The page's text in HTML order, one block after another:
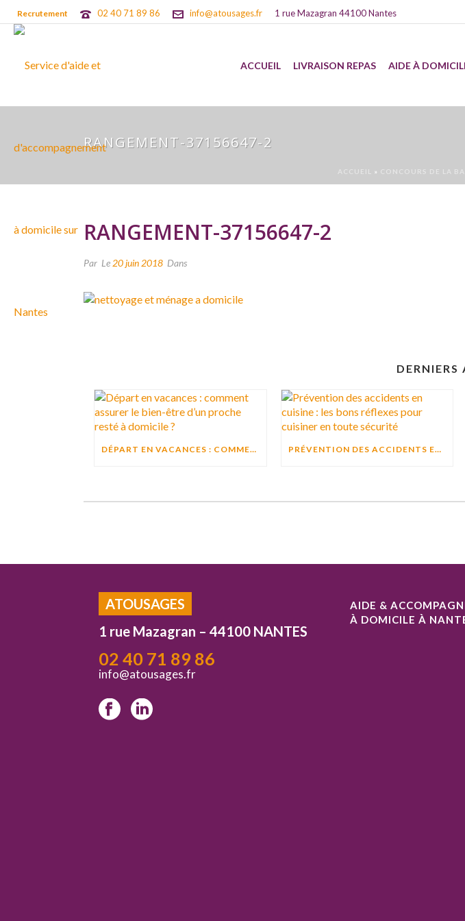
Recrutement 02 40 71 89 86 info@atousages.fr 1 rue Mazagran 44100 Nantes
ACCUEIL LIVRAISON REPAS AIDE À
RANGEMENT-37156647-2
ACCUEIL » CONCOURS DE LA
RANGEMENT-37156647-2
Par Le 20 juin 2018 Dans
DERNIERS
DÉPART EN VACANCES : COMMENT ASSURER LE BIEN-ÊTRE D’UN PROCHE RESTÉ À DOMICILE ? PRÉVENTION DES ACCIDENTS EN CUISINE : LES BONS RÉFLEXES POUR CUISINER EN TOUTE SÉCURITÉ
ATOUSAGES
1 rue Mazagran – 44100 NANTES
02 40 71 89 86
info@atousages.fr
AIDE &
À DOMICILE À